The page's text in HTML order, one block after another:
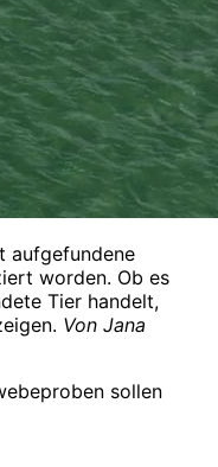
aufgefundene
worden. Ob es
Tier handelt,
Von Jana
sollen